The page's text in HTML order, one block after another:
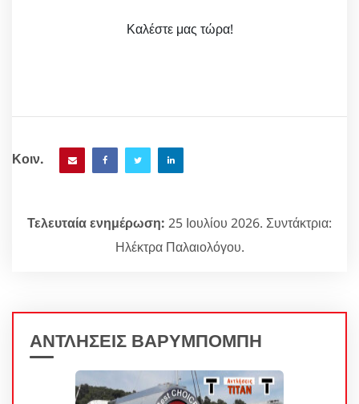
Καλέστε μας τώρα!
Κοιν.
Τελευταία ενημέρωση: 25 Ιουλίου 2026. Συντάκτρια:
Ηλέκτρα Παλαιολόγου.
ΑΝΤΛΗΣΕΙΣ ΒΑΡΥΜΠΟΜΠΗ